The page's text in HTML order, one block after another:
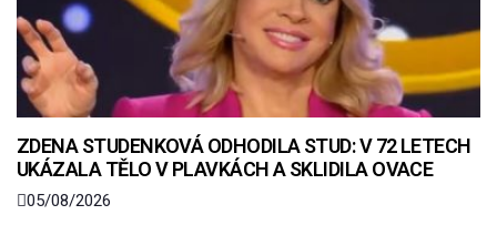
ZDENA STUDENKOVÁ ODHODILA STUD: V 72 LETECH
UKÁZALA TĚLO V PLAVKÁCH A SKLIDILA OVACE
05/08/2026